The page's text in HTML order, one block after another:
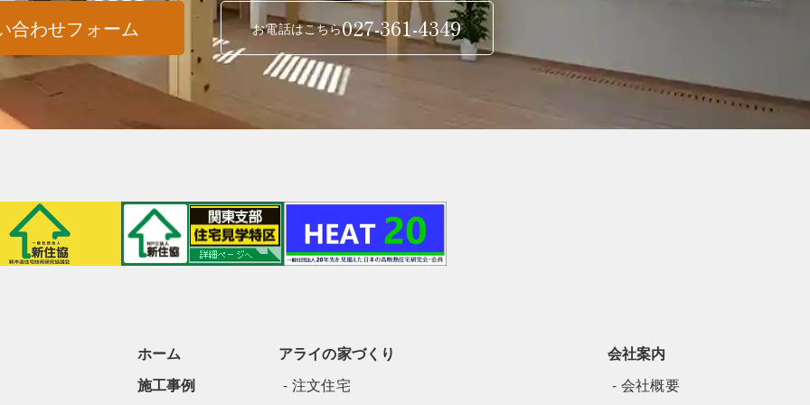
合わせフォーム お電話はこちら027-361-4349
ホーム
アライの家づくり
注文住宅
会社案内
会社概要
施工事例